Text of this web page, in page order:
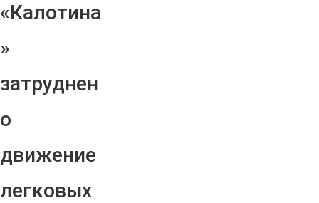
«Калотина
»
затруднен
о
движение
легковых